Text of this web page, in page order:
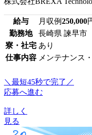
給与 月収例250,000
勤務地
長崎県 諫早市
寮・社宅 あり
仕事内容 メンテナンス
＼最短45秒で完了／
応募へ進む
詳しく
見る